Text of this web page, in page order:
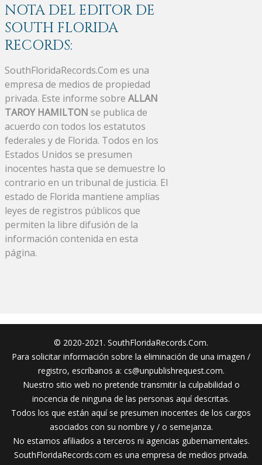
NOTA DEL EDITOR DE
SOUTH FLORIDA
RECORDS:
SouthFloridaRecords.Com es una
empresa de medios de propiedad
privada. Este informe sobre ALLAN
TAROY HAMILTON se publica de
acuerdo con todos los estatutos
federales y de Florida. Todos en los
Estados Unidos se presumen
inocentes hasta que se demuestre lo
contrario en un tribunal de justicia. El
estado de Florida mantiene amplias
leyes de registros públicos que
permiten la libre difusión de la
información contenida en esta
página.
© 2020-2021. SouthFloridaRecords.Com.
Para solicitar información sobre la eliminación de una imagen /
registro, escríbanos a: cs@unpublishrequest.com.
Nuestro sitio web no pretende transmitir la culpabilidad o
inocencia de ninguna de las personas aquí descritas.
Todos los que están aquí se presumen inocentes de los cargos
asociados con su nombre y / o semejanza.
No estamos afiliados a terceros ni agencias gubernamentales.
SouthFloridaRecords.com es una empresa de medios privada.